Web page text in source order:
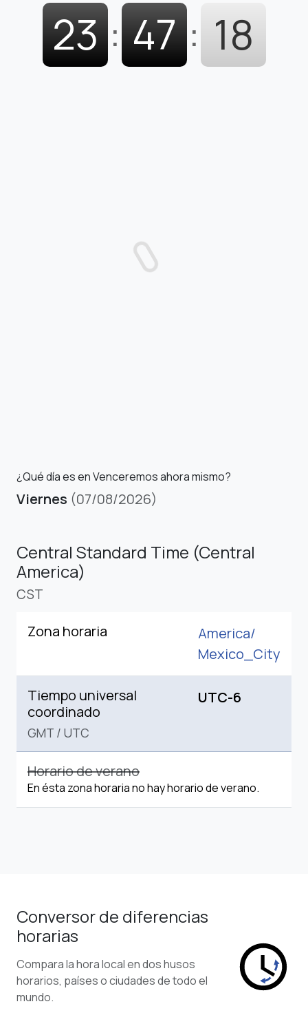
23 : 47 : 19
¿Qué día es en Venceremos ahora mismo?
Viernes (07/08/2026)
Central Standard Time (Central
America)
CST
Zona horaria
America/
Mexico_City
Tiempo universal
coordinado
GMT / UTC
UTC-6
Horario de verano
En ésta zona horaria no hay horario de verano.
Conversor de diferencias
horarias
Compara la hora local en dos husos
horarios, países o ciudades de todo el
mundo.